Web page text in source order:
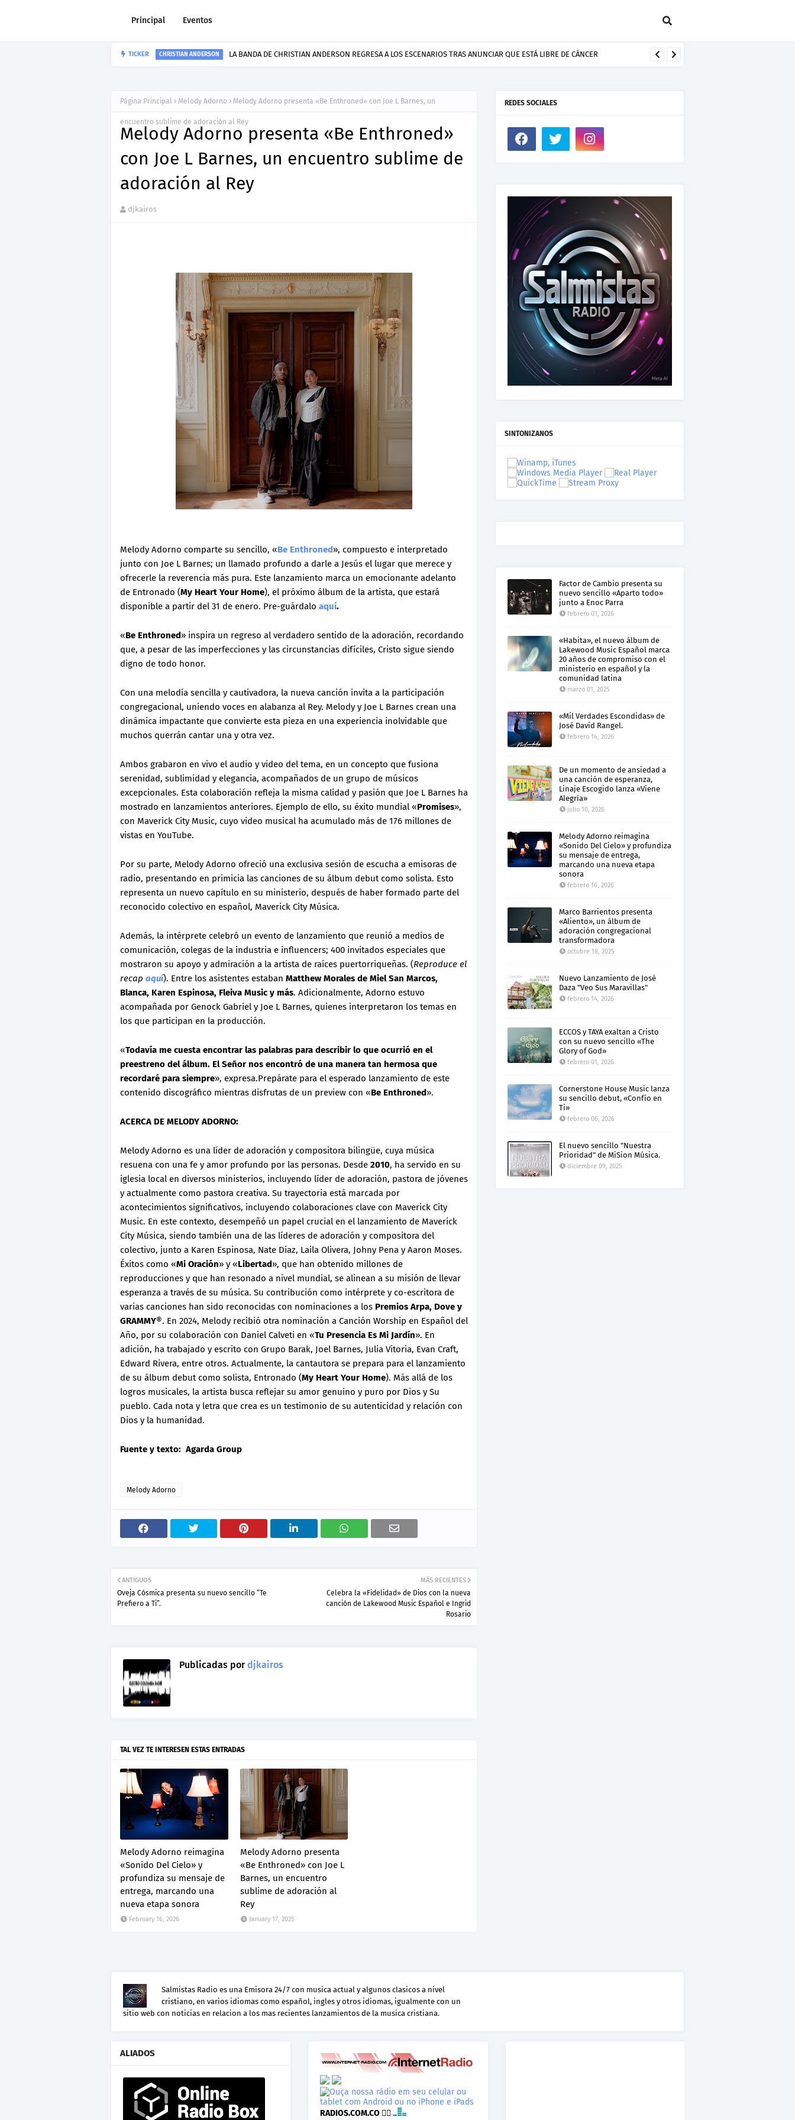
Principal Eventos
TICKER CHRISTIAN ANDERSON LA BANDA DE CHRISTIAN ANDERSON REGRESA A LOS ESCENARIOS TRAS ANUNCIAR QUE ESTÁ LIBRE DE CÁNCER
Página Principal Melody Adorno Melody Adorno presenta «Be Enthroned» con Joe L Barnes, un
encuentro sublime de adoración al Rey
Melody Adorno presenta «Be Enthroned»
con Joe L Barnes, un encuentro sublime de
adoración al Rey
djkairos
Melody Adorno comparte su sencillo, «Be Enthroned», compuesto e interpretado
junto con Joe L Barnes; un llamado profundo a darle a Jesús el lugar que merece y
ofrecerle la reverencia más pura. Este lanzamiento marca un emocionante adelanto
de Entronado (My Heart Your Home), el próximo álbum de la artista, que estará
disponible a partir del 31 de enero. Pre-guárdalo aquí.
«Be Enthroned» inspira un regreso al verdadero sentido de la adoración, recordando
que, a pesar de las imperfecciones y las circunstancias difíciles, Cristo sigue siendo
digno de todo honor.
Con una melodía sencilla y cautivadora, la nueva canción invita a la participación
congregacional, uniendo voces en alabanza al Rey. Melody y Joe L Barnes crean una
dinámica impactante que convierte esta pieza en una experiencia inolvidable que
muchos querrán cantar una y otra vez.
Ambos grabaron en vivo el audio y video del tema, en un concepto que fusiona
serenidad, sublimidad y elegancia, acompañados de un grupo de músicos
excepcionales. Esta colaboración refleja la misma calidad y pasión que Joe L Barnes ha
mostrado en lanzamientos anteriores. Ejemplo de ello, su éxito mundial «Promises»,
con Maverick City Music, cuyo video musical ha acumulado más de 176 millones de
vistas en YouTube.
Por su parte, Melody Adorno ofreció una exclusiva sesión de escucha a emisoras de
radio, presentando en primicia las canciones de su álbum debut como solista. Esto
representa un nuevo capítulo en su ministerio, después de haber formado parte del
reconocido colectivo en español, Maverick City Música.
Además, la intérprete celebró un evento de lanzamiento que reunió a medios de
comunicación, colegas de la industria e influencers; 400 invitados especiales que
mostraron su apoyo y admiración a la artista de raíces puertorriqueñas. (Reproduce el
recap aquí). Entre los asistentes estaban Matthew Morales de Miel San Marcos,
Blanca, Karen Espinosa, Fleiva Music y más. Adicionalmente, Adorno estuvo
acompañada por Genock Gabriel y Joe L Barnes, quienes interpretaron los temas en
los que participan en la producción.
«Todavía me cuesta encontrar las palabras para describir lo que ocurrió en el
preestreno del álbum. El Señor nos encontró de una manera tan hermosa que
recordaré para siempre», expresa.Prepárate para el esperado lanzamiento de este
contenido discográfico mientras disfrutas de un preview con «Be Enthroned».
ACERCA DE MELODY ADORNO:
Melody Adorno es una líder de adoración y compositora bilingüe, cuya música
resuena con una fe y amor profundo por las personas. Desde 2010, ha servido en su
iglesia local en diversos ministerios, incluyendo líder de adoración, pastora de jóvenes
y actualmente como pastora creativa. Su trayectoria está marcada por
acontecimientos significativos, incluyendo colaboraciones clave con Maverick City
Music. En este contexto, desempeñó un papel crucial en el lanzamiento de Maverick
City Música, siendo también una de las líderes de adoración y compositora del
colectivo, junto a Karen Espinosa, Nate Diaz, Laila Olivera, Johny Pena y Aaron Moses.
Éxitos como «Mi Oración» y «Libertad», que han obtenido millones de
reproducciones y que han resonado a nivel mundial, se alinean a su misión de llevar
esperanza a través de su música. Su contribución como intérprete y co-escritora de
varias canciones han sido reconocidas con nominaciones a los Premios Arpa, Dove y
GRAMMY®. En 2024, Melody recibió otra nominación a Canción Worship en Español del
Año, por su colaboración con Daniel Calveti en «Tu Presencia Es Mi Jardín». En
adición, ha trabajado y escrito con Grupo Barak, Joel Barnes, Julia Vitoria, Evan Craft,
Edward Rivera, entre otros. Actualmente, la cantautora se prepara para el lanzamiento
de su álbum debut como solista, Entronado (My Heart Your Home). Más allá de los
logros musicales, la artista busca reflejar su amor genuino y puro por Dios y Su
pueblo. Cada nota y letra que crea es un testimonio de su autenticidad y relación con
Dios y la humanidad.
Fuente y texto: Agarda Group
Melody Adorno
MÁS RECIENTES
Celebra la «Fidelidad» de Dios con la nueva
canción de Lakewood Music Español e Ingrid
Rosario
ANTIGUOS
Oveja Cósmica presenta su nuevo sencillo “Te
Prefiero a Ti”.
Publicadas pordjkairos
TAL VEZ TE INTERESEN ESTAS ENTRADAS
Melody Adorno reimagina
«Sonido Del Cielo» y
profundiza su mensaje de
entrega, marcando una
nueva etapa sonora
February 16, 2026
Melody Adorno presenta
«Be Enthroned» con Joe L
Barnes, un encuentro
sublime de adoración al
Rey
January 17, 2025
REDES SOCIALES
SINTONIZANOS
Factor de Cambio presenta su
nuevo sencillo «Aparto todo»
junto a Enoc Parra
febrero 01, 2026
«Habita», el nuevo álbum de
Lakewood Music Español marca
20 años de compromiso con el
ministerio en español y la
comunidad latina
marzo 01, 2025
«Mil Verdades Escondidas» de
José David Rangel.
febrero 14, 2026
De un momento de ansiedad a
una canción de esperanza,
Linaje Escogido lanza «Viene
Alegría»
julio 10, 2026
Melody Adorno reimagina
«Sonido Del Cielo» y profundiza
su mensaje de entrega,
marcando una nueva etapa
sonora
febrero 16, 2026
Marco Barrientos presenta
«Aliento», un álbum de
adoración congregacional
transformadora
octubre 18, 2025
Nuevo Lanzamiento de José
Daza "Veo Sus Maravillas"
febrero 14, 2026
ECCOS y TAYA exaltan a Cristo
con su nuevo sencillo «The
Glory of God»
febrero 01, 2026
Cornerstone House Music lanza
su sencillo debut, «Confío en
Ti»
febrero 06, 2026
El nuevo sencillo "Nuestra
Prioridad" de MiSion Música.
diciembre 09, 2025
Salmistas Radio es una Emisora 24/7 con musica actual y algunos clasicos a nivel
cristiano, en varios idiomas como español, ingles y otros idiomas, igualmente con un
sitio web con noticias en relacion a los mas recientes lanzamientos de la musica cristiana.
ALIADOS
RADIOS.COM.CO 👉🏾